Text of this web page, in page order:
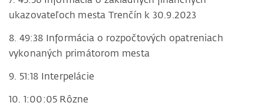
ukazovateľoch mesta Trenčín k 30.9.2023
8. 49:38 Informácia o rozpočtových opatreniach
vykonaných primátorom mesta
9. 51:18 Interpelácie
10. 1:00:05 Rôzne